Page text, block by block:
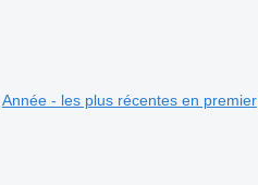
Année - les plus récentes en premier